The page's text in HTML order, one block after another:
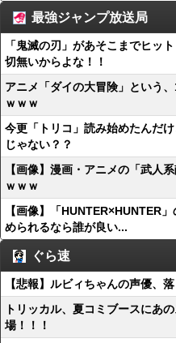
最強ジャンプ放送局
「鬼滅の刃」があそこまでヒッ
切無いからよな！！
アニメ「ダイの大冒険」という
ｗｗｗ
今更「トリコ」読み始めたんだ
じゃない？？
【画像】漫画・アニメの「武人
ｗｗｗ
【画像】「HUNTER×HUNTER
められるなら誰が良い...
ぐら速
【悲報】ルビィちゃんの声優、
トリッカル、夏コミブースにあ
場！！！